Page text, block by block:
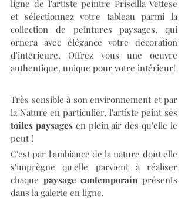
ligne de l'artiste peintre Priscilla Vettese
et sélectionnez votre tableau parmi la
collection de peintures paysages, qui
ornera avec élégance votre décoration
d'intérieure. Offrez vous une oeuvre
authentique, unique pour votre intérieur!
Très sensible à son environnement et par
toiles paysages en plein air dès qu'elle le
peut !
C'est par l'ambiance de la nature dont elle
s'imprègne qu'elle parvient à réaliser
chaque paysage contemporain présents
dans la galerie en ligne.